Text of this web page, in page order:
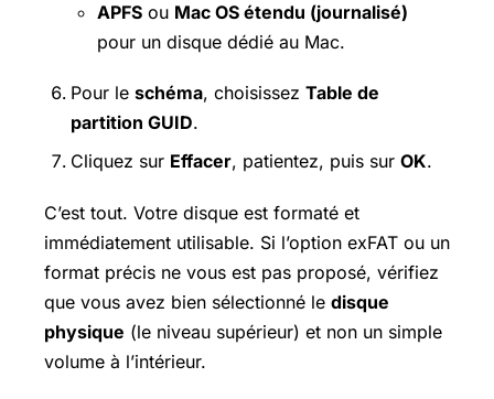
APFS ou Mac OS étendu (journalisé)
pour un disque dédié au Mac.
Pour le schéma, choisissez Table de
partition GUID.
Cliquez sur Effacer, patientez, puis sur OK.
C’est tout. Votre disque est formaté et
immédiatement utilisable. Si l’option exFAT ou un
format précis ne vous est pas proposé, vérifiez
que vous avez bien sélectionné le disque
physique (le niveau supérieur) et non un simple
volume à l’intérieur.